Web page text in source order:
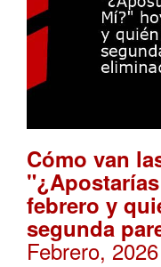
Cómo van
febrero y
segunda
Febrero,